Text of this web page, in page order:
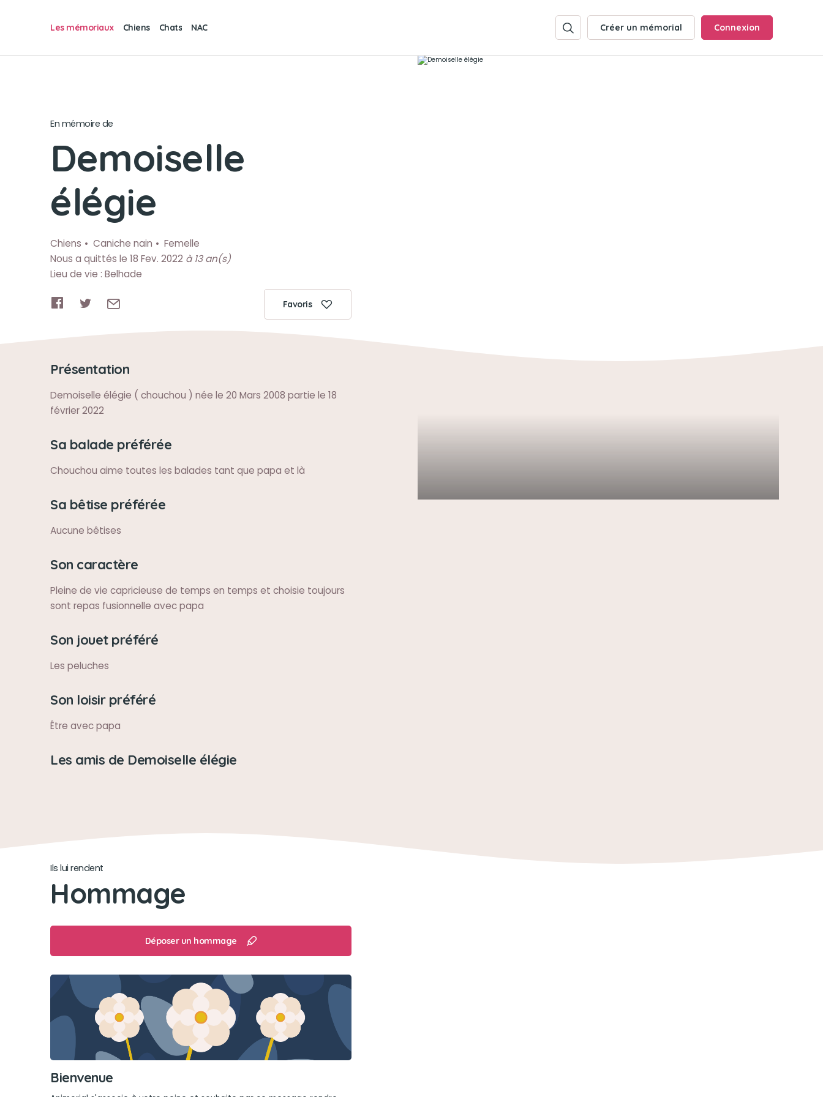
Les mémoriaux Chiens Chats NAC Créer un mémorial Connexion
En mémoire de
Demoiselle
élégie
Chiens Caniche nain
Femelle
Nous a quittés le 18 Fev. 2022 à 13 an(s)
Lieu de vie : Belhade
Favoris
Présentation
Demoiselle élégie ( chouchou ) née le 20 Mars 2008 partie le 18
février 2022
Sa balade préférée
Chouchou aime toutes les balades tant que papa et là
Sa bêtise préférée
Aucune bêtises
Son caractère
Pleine de vie capricieuse de temps en temps et choisie toujours
sont repas fusionnelle avec papa
Son jouet préféré
Les peluches
Son loisir préféré
Être avec papa
Les amis de Demoiselle élégie
Ils lui rendent
Hommage
Déposer un hommage
Bienvenue